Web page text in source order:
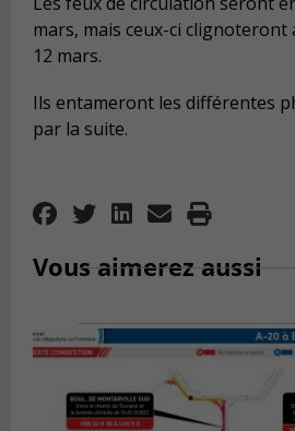
mars, mais ceux-ci clignoteront
12 mars.
Ils entameront les différentes
par la suite.
Vous aimerez aussi